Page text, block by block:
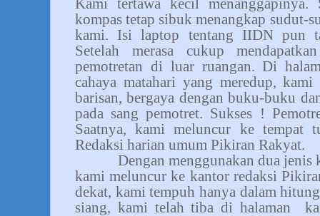
Kami tertawa kecil menanggapinya.
kompas tetap sibuk menangkap sudut-
kami. Isi laptop tentang IIDN pun
Setelah merasa cukup
pemotretan di luar ruangan. Di
cahaya matahari yang meredup,
barisan, bergaya dengan buku-buku
pada sang pemotret. Sukses !
Saatnya, kami meluncur ke tempat
Redaksi harian umum Pikiran Rakyat.
Dengan menggunakan dua jenis
kami meluncur ke kantor redaksi
dekat, kami tempuh hanya dalam
siang, kami telah tiba di halaman